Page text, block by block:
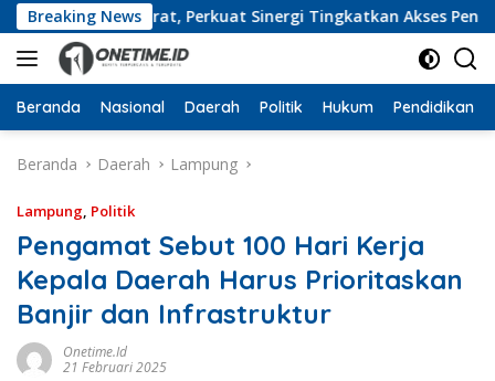
Langsung
ke
konten
Breaking News
Lampung Barat, Perkuat Sinergi Tingkatkan Akses
Beranda Nasional Daerah Politik Hukum Pendidikan
Beranda Daerah Lampung
Lampung, Politik
Pengamat Sebut 100 Hari Kerja
Kepala Daerah Harus Prioritaskan
Banjir dan Infrastruktur
Onetime.id
21 Februari 2025